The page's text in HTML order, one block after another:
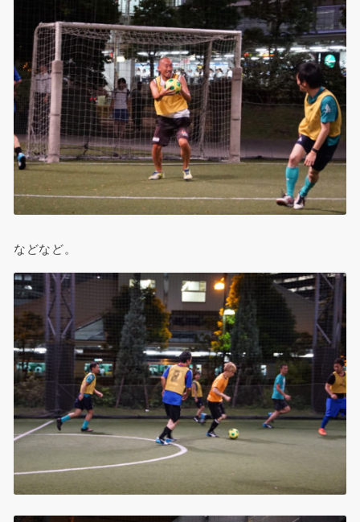
などなど。